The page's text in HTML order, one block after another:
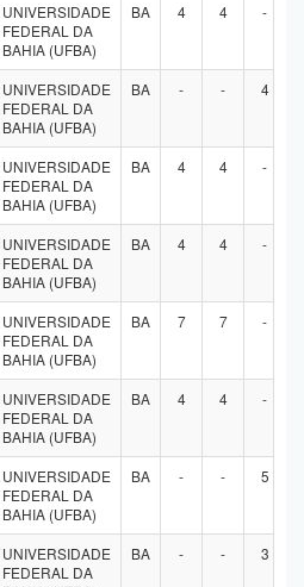
UNIVERSIDADE
FEDERAL DA
BAHIA (UFBA)
BA 4 4 -
UNIVERSIDADE
FEDERAL DA
BAHIA (UFBA)
BA - - 4
UNIVERSIDADE
FEDERAL DA
BAHIA (UFBA)
BA 4 4 -
UNIVERSIDADE
FEDERAL DA
BAHIA (UFBA)
BA 4 4 -
UNIVERSIDADE
FEDERAL DA
BAHIA (UFBA)
BA 7 7 -
UNIVERSIDADE
FEDERAL DA
BAHIA (UFBA)
BA 4 4 -
UNIVERSIDADE
FEDERAL DA
BAHIA (UFBA)
BA - - 5
UNIVERSIDADE
FEDERAL DA
BA - - 3